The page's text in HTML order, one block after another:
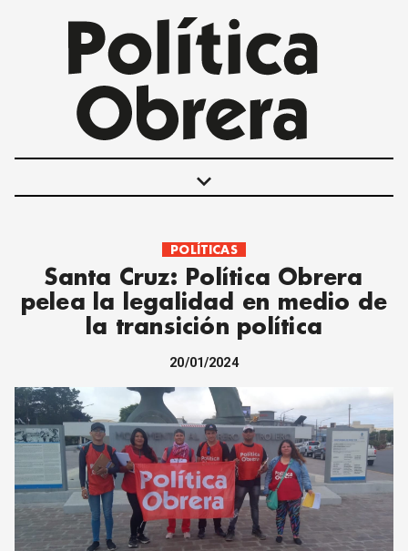
keyboard_arrow_down
POLÍTICAS
INTERNACIONALES
MOVIMIENTO OBRERO
MUJER
JUVENTUD
CORREO DE LECTORES
DEBATE
ARCHIVO
DECLARACIONES
OPINIÓN
ALTAMIRA RESPONDE
POLÍTICAS
Santa Cruz: Política Obrera
pelea la legalidad en medio de
la transición política
20/01/2024